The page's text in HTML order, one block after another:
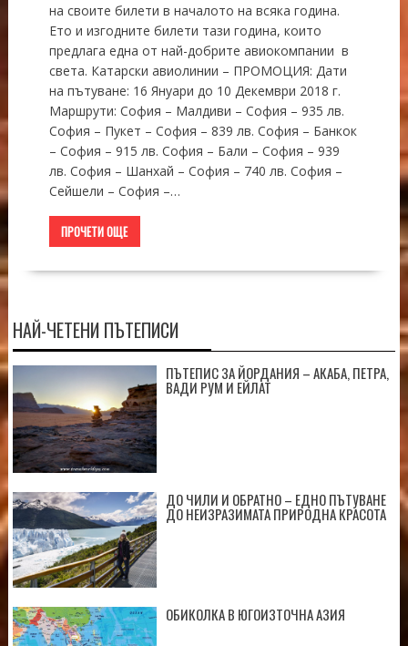
на своите билети в началото на всяка година.
Ето и изгодните билети тази година, които
предлага една от най-добрите авиокомпании в
света. Катарски авиолинии – ПРОМОЦИЯ: Дати
на пътуване: 16 Януари до 10 Декември 2018 г.
Маршрути: София – Малдиви – София – 935 лв.
София – Пукет – София – 839 лв. София – Банкок
– София – 915 лв. София – Бали – София – 939
лв. София – Шанхай – София – 740 лв. София –
Сейшели – София –…
ПРОЧЕТИ ОЩЕ
НАЙ-ЧЕТЕНИ ПЪТЕПИСИ
ПЪТЕПИС ЗА ЙОРДАНИЯ – АКАБА, ПЕТРА,
ВАДИ РУМ И ЕЙЛАТ
ДО ЧИЛИ И ОБРАТНО – ЕДНО ПЪТУВАНЕ
ДО НЕИЗРАЗИМАТА ПРИРОДНА КРАСОТА
ОБИКОЛКА В ЮГОИЗТОЧНА АЗИЯ